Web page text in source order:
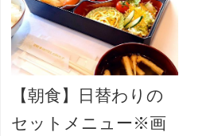
【朝食】日替わりの
セットメニュー※画